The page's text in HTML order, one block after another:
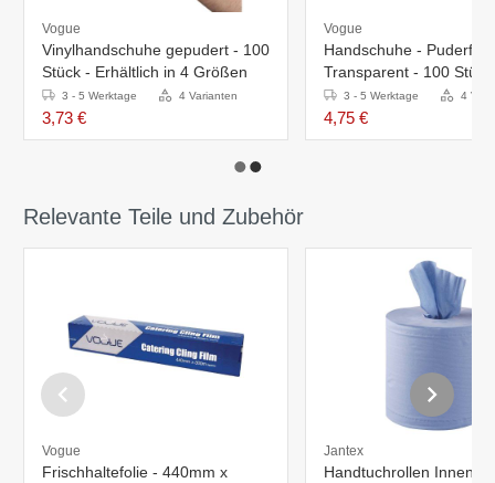
Vogue
Vinylhandschuhe gepudert - 100
Stück - Erhältlich in 4 Größen
3 - 5 Werktage 4 Varianten
3,73 €
Vogue
Handschuhe - Puderfrei-
Transparent - 100
Erhältlich in 4 Größen
3 - 5 Werktage 4
4,75 €
Relevante Teile und Zubehör
Vogue
Frischhaltefolie - 440mm x
Jantex
Handtuchrollen